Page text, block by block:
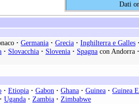
Dati
· Germania · Grecia · Inghilterra e Galles ·
· Slovacchia · Slovenia · Spagna con Andorra ·
· Etiopia · Gabon · Ghana · Guinea · Guinea
· Uganda · Zambia · Zimbabwe